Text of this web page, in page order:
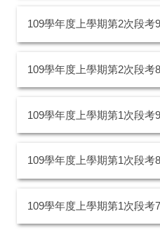
109學年度上學期第2次段考
109學年度上學期第2次段考
109學年度上學期第1次段考
109學年度上學期第1次段考
109學年度上學期第1次段考